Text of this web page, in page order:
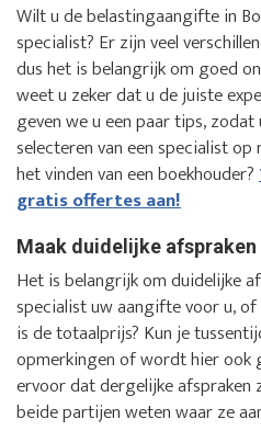
Wilt u de belastingaangifte in
specialist? Er zijn veel
dus het is belangrijk om goed
weet u zeker dat u de juiste
geven we u een paar tips,
selecteren van een specialist
het vinden van een boekhouder?
gratis offertes aan!
Maak duidelijke afspraken
Het is belangrijk om duidelijke
specialist uw aangifte voor u,
is de totaalprijs? Kun je
opmerkingen of wordt hier ook
ervoor dat dergelijke
beide partijen weten waar ze